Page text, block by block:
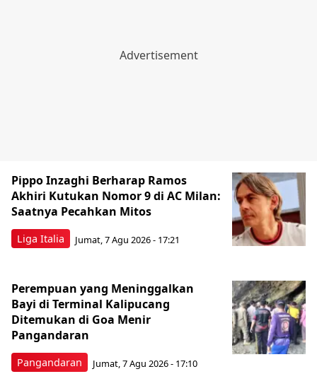
Liga Italia
Pippo Inzaghi Berharap Ramos
Akhiri Kutukan Nomor 9 di AC Milan:
Saatnya Pecahkan Mitos
Jumat, 7 Agu 2026 - 17:21
Pangandaran
Perempuan yang Meninggalkan
Bayi di Terminal Kalipucang
Ditemukan di Goa Menir
Pangandaran
Jumat, 7 Agu 2026 - 17:10